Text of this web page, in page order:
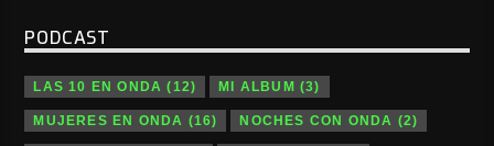
PODCAST
LAS 10 EN ONDA (12) MI ALBUM (3)
MUJERES EN ONDA (16) NOCHES CON ONDA (2)